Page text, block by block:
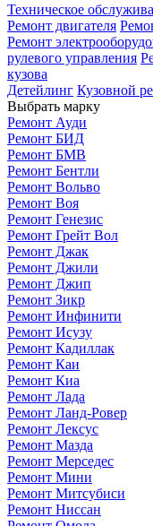
Техническое
Ремонт двигателя
Ремонт
рулевого управления
кузова
Детейлинг Кузовной
Выбрать марку
Ремонт Ауди
Ремонт БИД
Ремонт БМВ
Ремонт Бентли
Ремонт Вольво
Ремонт Воя
Ремонт Генезис
Ремонт Грейт Вол
Ремонт Джак
Ремонт Джили
Ремонт Джип
Ремонт Зикр
Ремонт Инфинити
Ремонт Исузу
Ремонт Кадиллак
Ремонт Каи
Ремонт Киа
Ремонт Лада
Ремонт Ланд-Ровер
Ремонт Лексус
Ремонт Мазда
Ремонт Мерседес
Ремонт Мини
Ремонт Митсубиси
Ремонт Ниссан